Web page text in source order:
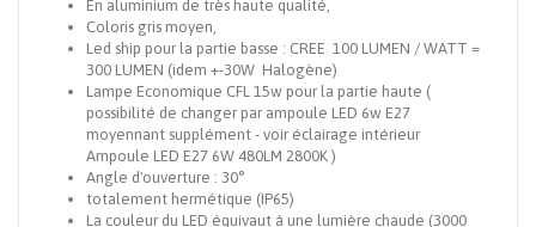
En aluminium de très haute qualité,
Coloris gris moyen,
Led ship pour la partie basse : CREE 100 LUMEN / WATT =
300 LUMEN (idem +-30W Halogène)
Lampe Economique CFL 15w pour la partie haute (
possibilité de changer par ampoule LED 6w E27
moyennant supplément - voir éclairage intérieur
Ampoule LED E27 6W 480LM 2800K )
Angle d'ouverture : 30°
totalement hermétique (IP65)
La couleur du LED équivaut à une lumière chaude (3000